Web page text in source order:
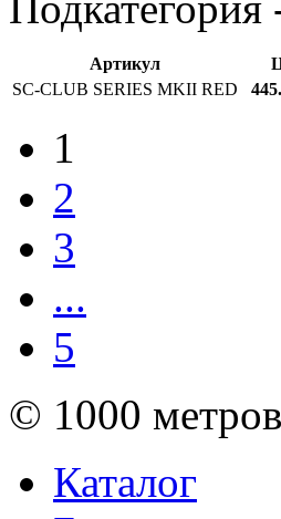
Артикул
SC-CLUB SERIES MKII RED
1
2
3
...
5
© 1000
Каталог